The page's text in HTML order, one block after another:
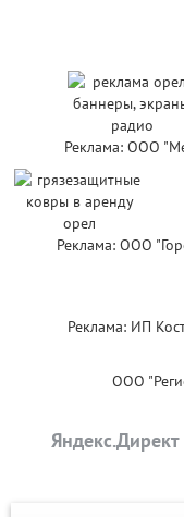
Реклама: ООО
Реклама: ООО
Реклама: ИП
ООО
Яндекс.Директ